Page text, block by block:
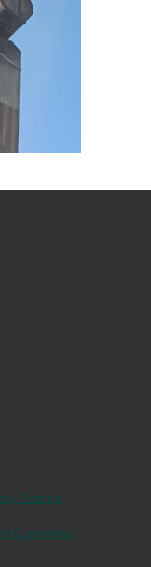
Zázrivá
Slovenska